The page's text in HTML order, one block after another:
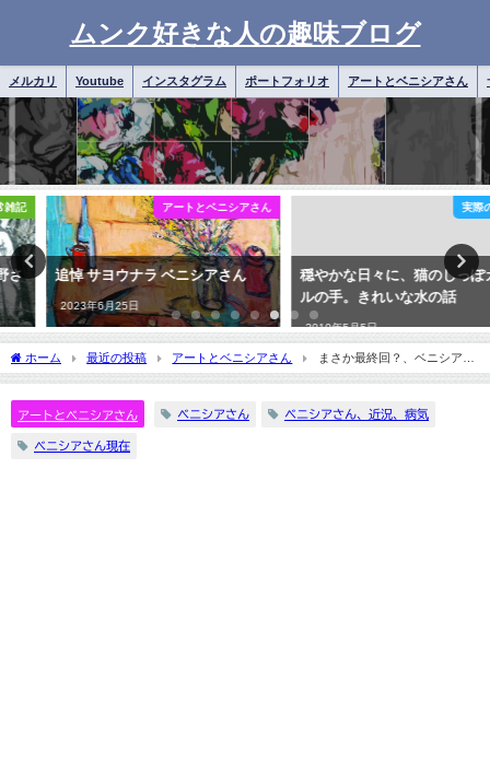
ムンク好きな人の趣味ブログ
メルカリ Youtube インスタグラム ポートフォリオ アートとベニシアさん
アートとベニシアさん
追悼 サヨウナラ ベニシアさん
2023年6月25日
実際の手順
穏やかな日々に、猫のしっぽカエ
ルの手。きれいな水の話
2019年5月5日
ホーム 最近の投稿 アートとベニシアさん
まさか最終回？、ベニシアさ
ん、猫のしっぽカエルの手
アートとベニシアさん ベニシアさん ベニシアさん、近況、病気
ベニシアさん現在